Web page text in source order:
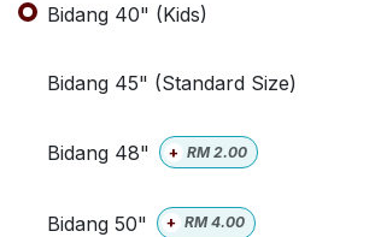
Bidang 40" (Kids)
Bidang 45" (Standard Size)
Bidang 48" + RM2.00
Bidang 50" + RM4.00